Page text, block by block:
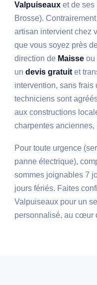
Valpuiseaux et de ses
Brosse).
artisan intervient chez
que vous soyez près
direction de Maisse ou
undevis gratuitet
intervention, sans
techniciens sont
aux constructions
charpentes
Pour toute urgence
panne électrique),
sommes joignables 7
jours fériés. Faites
Valpuiseaux pour un
personnalisé, au cœur